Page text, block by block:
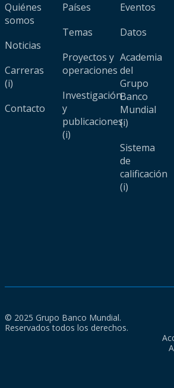
Quiénes
somos
Noticias
Carreras
(i)
Contacto
Países
Temas
Proyectos y
operaciones
Investigación
y
publicaciones
(i)
Eventos
Datos
Academia
del
Grupo
Banco
Mundial
(i)
Sistema
de
calificación
(i)
© 2025 Grupo Banco Mundial.
Reservados todos los derechos.